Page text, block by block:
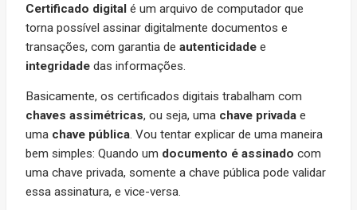
Certificado digital é um arquivo de computador que
torna possível assinar digitalmente documentos e
transações, com garantia de autenticidade e
integridade das informações.
Basicamente, os certificados digitais trabalham com
chaves assimétricas, ou seja, uma chave privada e
uma chave pública. Vou tentar explicar de uma maneira
bem simples: Quando um documento é assinado com
uma chave privada, somente a chave pública pode validar
essa assinatura, e vice-versa.